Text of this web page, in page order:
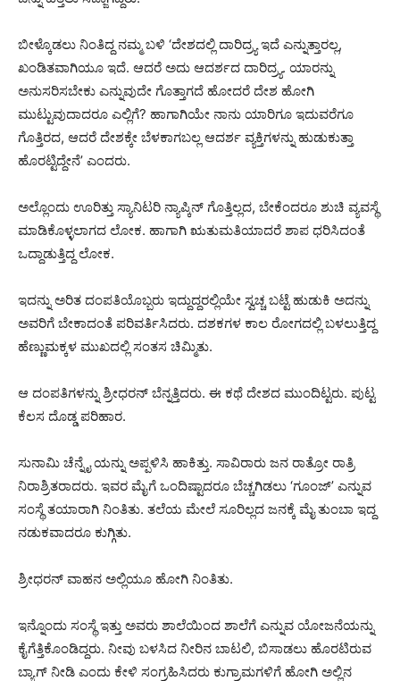
ಬೀಳ್ಕೊಡಲು ನಿಂತಿದ್ದ ನಮ್ಮ ಬಳಿ ‘ದೇಶದಲ್ಲಿ ದಾರಿದ್ರ್ಯ ಇದೆ ಎನ್ನುತ್ತಾರಲ್ಲ,
ಖಂಡಿತವಾಗಿಯೂ ಇದೆ. ಆದರೆ ಅದು ಆದರ್ಶದ ದಾರಿದ್ರ್ಯ. ಯಾರನ್ನು
ಅನುಸರಿಸಬೇಕು ಎನ್ನುವುದೇ ಗೊತ್ತಾಗದೆ ಹೋದರೆ ದೇಶ ಹೋಗಿ
ಮುಟ್ಟುವುದಾದರೂ ಎಲ್ಲಿಗೆ? ಹಾಗಾಗಿಯೇ ನಾನು ಯಾರಿಗೂ ಇದುವರೆಗೂ
ಗೊತ್ತಿರದ, ಆದರೆ ದೇಶಕ್ಕೇ ಬೆಳಕಾಗಬಲ್ಲ ಆದರ್ಶ ವ್ಯಕ್ತಿಗಳನ್ನು ಹುಡುಕುತ್ತಾ
ಹೊರಟ್ಟಿದ್ದೇನೆ’ ಎಂದರು.
ಅಲ್ಲೊಂದು ಊರಿತ್ತು ಸ್ಯಾನಿಟರಿ ನ್ಯಾಪ್ಕಿನ್ ಗೊತ್ತಿಲ್ಲದ, ಬೇಕೆಂದರೂ ಶುಚಿ ವ್ಯವಸ್ಥೆ
ಮಾಡಿಕೊಳ್ಳಲಾಗದ ಲೋಕ. ಹಾಗಾಗಿ ಋತುಮತಿಯಾದರೆ ಶಾಪ ಧರಿಸಿದಂತೆ
ಒದ್ದಾಡುತ್ತಿದ್ದ ಲೋಕ.
ಇದನ್ನು ಅರಿತ ದಂಪತಿಯೊಬ್ಬರು ಇದ್ದುದ್ದರಲ್ಲಿಯೇ ಸ್ವಚ್ಚ ಬಟ್ಟೆ ಹುಡುಕಿ ಅದನ್ನು
ಅವರಿಗೆ ಬೇಕಾದಂತೆ ಪರಿವರ್ತಿಸಿದರು. ದಶಕಗಳ ಕಾಲ ರೋಗದಲ್ಲಿ ಬಳಲುತ್ತಿದ್ದ
ಹೆಣ್ಣುಮಕ್ಕಳ ಮುಖದಲ್ಲಿ ಸಂತಸ ಚಿಮ್ಮಿತು.
ಆ ದಂಪತಿಗಳನ್ನು ಶ್ರೀಧರನ್ ಬೆನ್ನತ್ತಿದರು. ಈ ಕಥೆ ದೇಶದ ಮುಂದಿಟ್ಟರು. ಪುಟ್ಟ
ಕೆಲಸ ದೊಡ್ಡ ಪರಿಹಾರ.
ಸುನಾಮಿ ಚೆನ್ನೈ ಯನ್ನು ಅಪ್ಪಳಿಸಿ ಹಾಕಿತ್ತು. ಸಾವಿರಾರು ಜನ ರಾತ್ರೋ ರಾತ್ರಿ
ನಿರಾಶ್ರಿತರಾದರು. ಇವರ ಮೈಗೆ ಒಂದಿಷ್ಟಾದರೂ ಬೆಚ್ಚಗಿಡಲು ‘ಗೂಂಜ್’ ಎನ್ನುವ
ಸಂಸ್ಥೆ ತಯಾರಾಗಿ ನಿಂತಿತು. ತಲೆಯ ಮೇಲೆ ಸೂರಿಲ್ಲದ ಜನಕ್ಕೆ ಮೈ ತುಂಬಾ ಇದ್ದ
ನಡುಕವಾದರೂ ಕುಗ್ಗಿತು.
ಶ್ರೀಧರನ್ ವಾಹನ ಅಲ್ಲಿಯೂ ಹೋಗಿ ನಿಂತಿತು.
ಇನ್ನೊಂದು ಸಂಸ್ಥೆ ಇತ್ತು ಅವರು ಶಾಲೆಯಿಂದ ಶಾಲೆಗೆ ಎನ್ನುವ ಯೋಜನೆಯನ್ನು
ಕೈಗೆತ್ತಿಕೊಂಡಿದ್ದರು. ನೀವು ಬಳಸಿದ ನೀರಿನ ಬಾಟಲಿ, ಬಿಸಾಡಲು ಹೊರಟಿರುವ
ಬ್ಯಾಗ್ ನೀಡಿ ಎಂದು ಕೇಳಿ ಸಂಗ್ರಹಿಸಿದರು ಕುಗ್ರಾಮಗಳಿಗೆ ಹೋಗಿ ಅಲ್ಲಿನ